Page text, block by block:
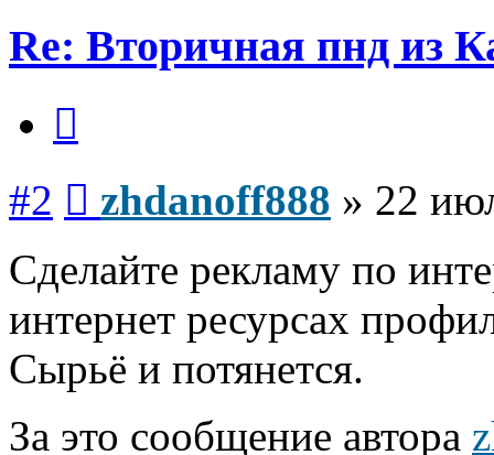
Re: Вторичная пнд из
#2 zhdanoff888 » 22
Сделайте рекламу по
интернет ресурсах
Сырьё и потянется.
За это сообщение автора